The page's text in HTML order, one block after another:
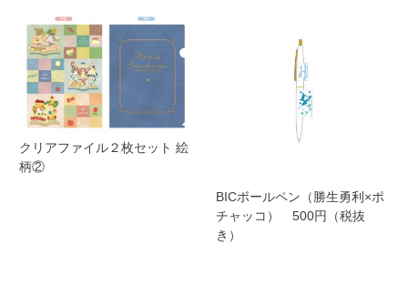
クリアファイル２枚セット 絵
柄②
BICボールペン（勝生勇利×ポ
チャッコ） 500円（税抜
き）